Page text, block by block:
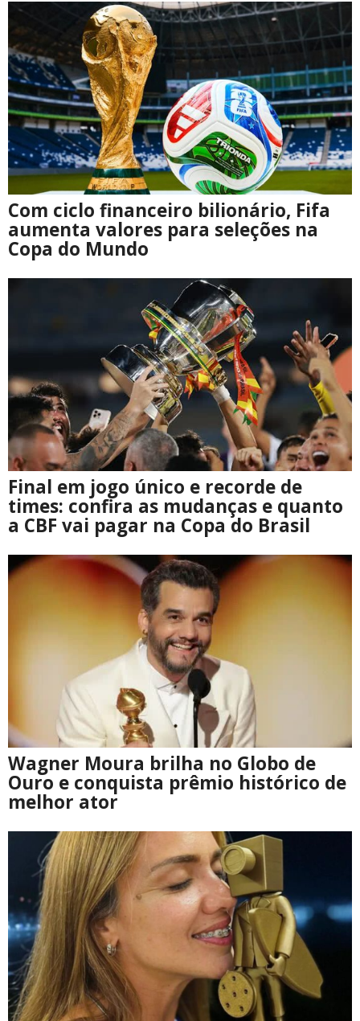
Com ciclo financeiro bilionário, Fifa
aumenta valores para seleções na
Copa do Mundo
Final em jogo único e recorde de
times: confira as mudanças e quanto
a CBF vai pagar na Copa do Brasil
Wagner Moura brilha no Globo de
Ouro e conquista prêmio histórico de
melhor ator